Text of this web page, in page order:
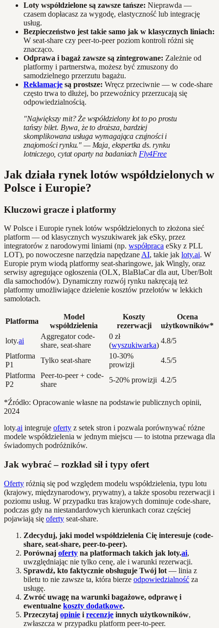
Loty współdzielone są zawsze tańsze: Nieprawda —
czasem dopłacasz za wygodę, elastyczność lub integrację
usług.
Bezpieczeństwo jest takie samo jak w klasycznych liniach:
W seat-share czy peer-to-peer poziom kontroli różni się
znacząco.
Odprawa i bagaż zawsze są zintegrowane: Zależnie od
platformy i partnerstwa, możesz być zmuszony do
samodzielnego przerzutu bagażu.
Reklamacje są prostsze: Wręcz przeciwnie — w code-share
często trwa to dłużej, bo przewoźnicy przerzucają się
odpowiedzialnością.
"Największy mit? Że współdzielony lot to po prostu
tańszy bilet. Bywa, że to droższa, bardziej
skomplikowana usługa wymagająca czujności i
znajomości rynku." — Maja, ekspertka ds. rynku
lotniczego, cytat oparty na badaniach Fly4Free
Jak działa rynek lotów współdzielonych w
Polsce i Europie?
Kluczowi gracze i platformy
W Polsce i Europie rynek lotów współdzielonych to złożona sieć
platform — od klasycznych wyszukiwarek jak eSky, przez
integratorów z narodowymi liniami (np. współpraca eSky z PLL
LOT), po nowoczesne narzędzia napędzane AI, takie jak loty.ai. W
Europie prym wiodą platformy seat-sharingowe, jak Wingly, oraz
serwisy agregujące ogłoszenia (OLX, BlaBlaCar dla aut, Uber/Bolt
dla samochodów). Dynamiczny rozwój rynku nakręcają też
platformy umożliwiające dzielenie kosztów przelotów w lekkich
samolotach.
Platforma
Model
współdzielenia
Koszty
rezerwacji
Ocena
użytkowników*
loty.ai
Aggregator code-
share, seat-share
0 zł
(wyszukiwarka)
4.8/5
Platforma
P1
Tylko seat-share
10-30%
prowizji
4.5/5
Platforma
P2
Peer-to-peer + code-
share
5-20% prowizji 4.2/5
*Źródło: Opracowanie własne na podstawie publicznych opinii,
2024
loty.ai integruje oferty z setek stron i pozwala porównywać różne
modele współdzielenia w jednym miejscu — to istotna przewaga dla
świadomych podróżników.
Jak wybrać – rozkład sił i typy ofert
Oferty różnią się pod względem modelu współdzielenia, typu lotu
(krajowy, międzynarodowy, prywatny), a także sposobu rezerwacji i
poziomu usług. W przypadku tras krajowych dominuje code-share,
podczas gdy na niestandardowych kierunkach coraz częściej
pojawiają się oferty seat-share.
Zdecyduj, jaki model współdzielenia Cię interesuje (code-
share, seat-share, peer-to-peer).
Porównaj oferty na platformach takich jak loty.ai,
uwzględniając nie tylko cenę, ale i warunki rezerwacji.
Sprawdź, kto faktycznie obsługuje Twój lot — linia z
biletu to nie zawsze ta, która bierze odpowiedzialność za
usługę.
Zwróć uwagę na warunki bagażowe, odprawę i
ewentualne koszty dodatkowe.
Przeczytaj opinie i recenzje innych użytkowników,
zwłaszcza w przypadku platform peer-to-peer.